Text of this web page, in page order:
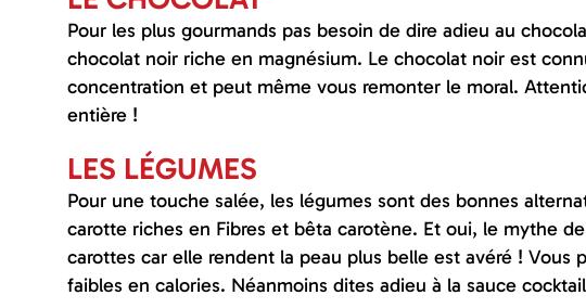
Pour les plus gourmands pas besoin de dire adieu au
chocolat noir riche en magnésium. Le chocolat noir est
concentration et peut même vous remonter le moral.
entière !
LES LÉGUMES
Pour une touche salée, les légumes sont des bonnes
carotte riches en Fibres et bêta carotène. Et oui, le mythe
carottes car elle rendent la peau plus belle est avéré !
faibles en calories. Néanmoins dites adieu à la sauce